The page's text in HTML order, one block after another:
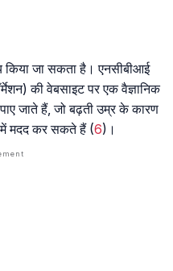
जा सकता है। एनसीबीआई
की वेबसाइट पर एक वैज्ञानिक
जाते हैं, जो बढ़ती उम्र के कारण
मदद कर सकते हैं (6)।